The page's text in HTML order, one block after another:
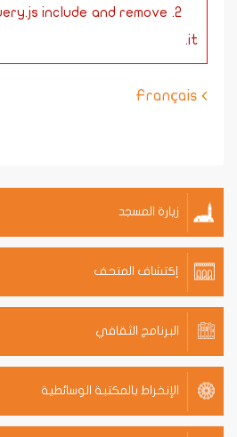
include and remove
it.
Français
زيارة المسجد
إكتشاف المتحف
البرنامج الثقافي
الإنخراط بالمكتبة الوسائطية